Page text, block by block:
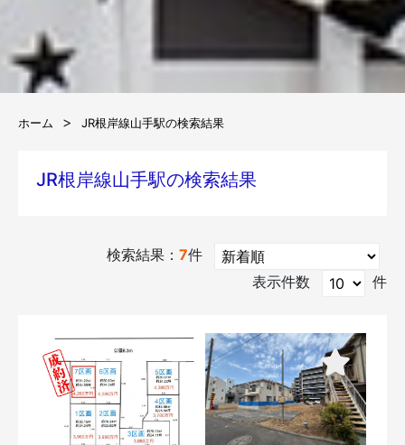
ホーム JR根岸線山手駅の検索結果
JR根岸線山手駅の検索結果
検索結果： 7件
表示件数
件